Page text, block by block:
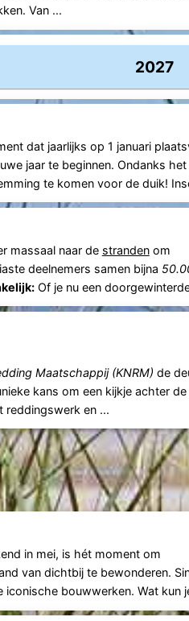
Van ...
2027
dat jaarlijks op 1 januari
jaar te beginnen. Ondanks
te komen voor de duik!
massaal naar de strandenom
deelnemers samen bijna
Of je nu een
Maatschappij (KNRM) de
kans om een kijkje achter
reddingswerk en ...
in mei, is hét moment om
van dichtbij te bewonderen.
iconische bouwwerken. Wat kun